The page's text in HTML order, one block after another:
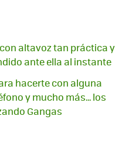
altavoz tan práctica y
ante ella al instante
hacerte con alguna
y mucho más... los
Gangas